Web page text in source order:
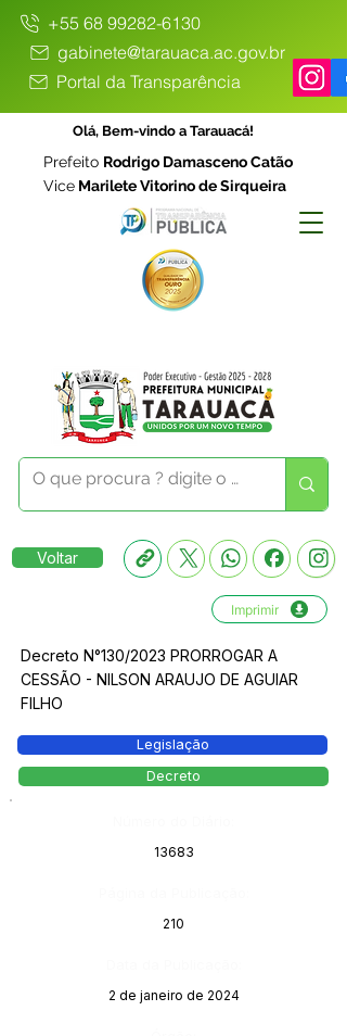
+55 68 99282-6130
gabinete@tarauaca.ac.gov.br
Portal da Transparência
Olá, Bem-vindo a Tarauacá!
Prefeito Rodrigo Damasceno Catão
Vice Marilete Vitorino de Sirqueira
Voltar
Imprimir
Decreto N°130/2023 PRORROGAR A
CESSÃO - NILSON ARAUJO DE AGUIAR
FILHO
Legislação
Decreto
13683
210
2 de janeiro de 2024